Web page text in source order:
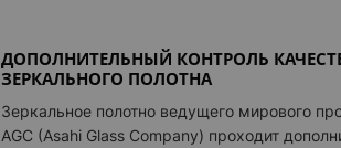
ДОПОЛНИТЕЛЬНЫЙ КОНТРОЛЬ
ЗЕРКАЛЬНОГО ПОЛОТНА
Зеркальное полотно ведущего мирового
AGC (Asahi Glass Company) проходит